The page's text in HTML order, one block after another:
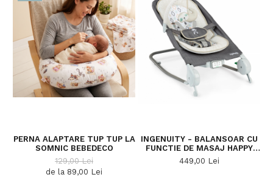
PERNA ALAPTARE TUP TUP LA
SOMNIC BEBEDECO
129,00 Lei
de la 89,00 Lei
INGENUITY - BALANSOAR CU
FUNCTIE DE MASAJ HAPPY
BELLY ROCK-TO-BOUNCE -
PARKER
449,00 Lei